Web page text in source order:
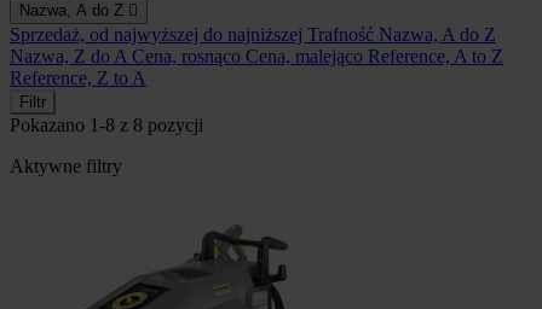
Nazwa, A do Z 
Sprzedaż, od najwyższej do najniższej Trafność Nazwa, A do Z
Nazwa, Z do A Cena, rosnąco Cena, malejąco Reference, A to Z
Reference, Z to A
Filtr
Pokazano 1-8 z 8 pozycji
Aktywne filtry